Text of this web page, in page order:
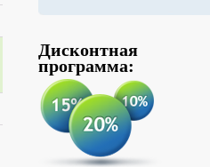
Дисконтная
программа: